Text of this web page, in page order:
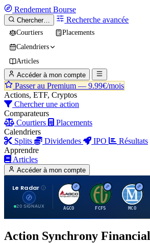
Rendement Bourse
Chercher… Recherche avancée
Courtiers
Placements
Calendriers
Articles
Accéder à mon compte
Passer au Premium — 9.99€/mois
Actions, ETF, Cryptos
Chercher une action
Comparateurs
Courtiers
Placements
Calendriers
Splits
Dividendes IPO
Résultats
Apprendre
Articles
Accéder à mon compte
Le Radar
20 SIGNAUX
A
AGCO
F
FCFS
M
MCO
Action Synchrony Financial